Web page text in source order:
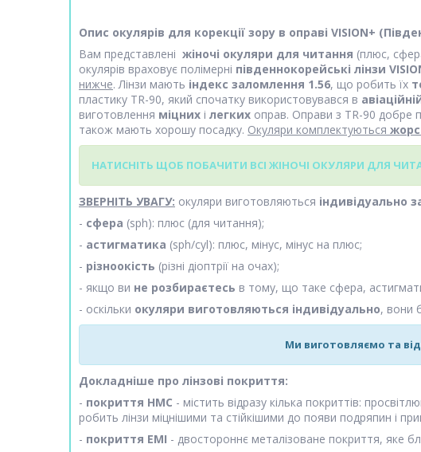
Опис окулярів для корекції зору в оправі VISION+
Вам представлені жіночі окуляри для читання (плюс,
окулярів враховує полімерні південнокорейські лінзи
нижче. Лінзи мають індекс заломлення 1.56, що робить їх
пластику TR-90, який спочатку використовувався в
виготовлення міцних і легких оправ. Оправи з TR-90 добре
також мають хорошу посадку. Окуляри комплектуються
НАТИСНІТЬ ЩОБ ПОБАЧИТИ ВСІ ЖІНОЧІ ОКУЛЯРИ ДЛЯ
ЗВЕРНІТЬ УВАГУ: окуляри виготовляються індивідуально
- сфера (sph): плюс (для читання);
- астигматика (sph/cyl): плюс, мінус, мінус на плюс;
- різноокість (різні діоптрії на очах);
- якщо ви не розбираєтесь в тому, що таке сфера,
- оскільки окуляри виготовляються індивідуально, вони
Ми виготовляємо та
Докладніше про лінзові покриття:
- покриття HMC - містить відразу кілька покриттів:
робить лінзи міцнішими та стійкішими до появи подряпин і
- покриття EMI - двостороннє металізоване покриття, яке